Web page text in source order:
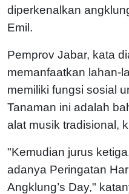
diperkenalkan
Emil.
Pemprov Jabar, kata
memanfaatkan lahan-
memiliki fungsi sosial
Tanaman ini adalah
alat musik tradisional,
"Kemudian jurus
adanya Peringatan
Angklung’s Day,"